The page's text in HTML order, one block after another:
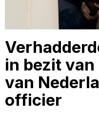
in bezit
van
officier